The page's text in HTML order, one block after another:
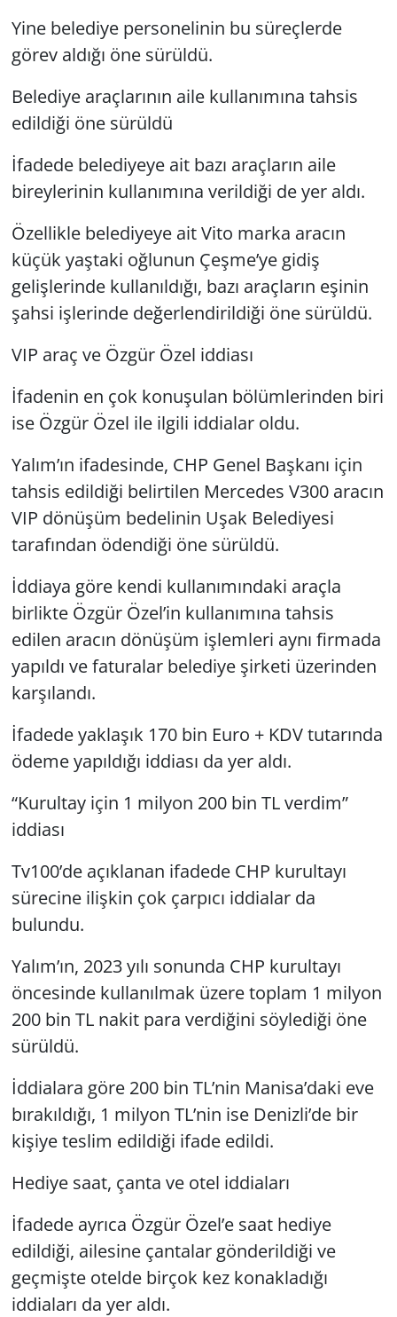
Yine belediye personelinin bu süreçlerde
görev aldığı öne sürüldü.
Belediye araçlarının aile kullanımına tahsis
edildiği öne sürüldü
İfadede belediyeye ait bazı araçların aile
bireylerinin kullanımına verildiği de yer aldı.
Özellikle belediyeye ait Vito marka aracın
küçük yaştaki oğlunun Çeşme’ye gidiş
gelişlerinde kullanıldığı, bazı araçların eşinin
şahsi işlerinde değerlendirildiği öne sürüldü.
VIP araç ve Özgür Özel iddiası
İfadenin en çok konuşulan bölümlerinden biri
ise Özgür Özel ile ilgili iddialar oldu.
Yalım’ın ifadesinde, CHP Genel Başkanı için
tahsis edildiği belirtilen Mercedes V300 aracın
VIP dönüşüm bedelinin Uşak Belediyesi
tarafından ödendiği öne sürüldü.
İddiaya göre kendi kullanımındaki araçla
birlikte Özgür Özel’in kullanımına tahsis
edilen aracın dönüşüm işlemleri aynı firmada
yapıldı ve faturalar belediye şirketi üzerinden
karşılandı.
İfadede yaklaşık 170 bin Euro + KDV tutarında
ödeme yapıldığı iddiası da yer aldı.
“Kurultay için 1 milyon 200 bin TL verdim”
iddiası
Tv100’de açıklanan ifadede CHP kurultayı
sürecine ilişkin çok çarpıcı iddialar da
bulundu.
Yalım’ın, 2023 yılı sonunda CHP kurultayı
öncesinde kullanılmak üzere toplam 1 milyon
200 bin TL nakit para verdiğini söylediği öne
sürüldü.
İddialara göre 200 bin TL’nin Manisa’daki eve
bırakıldığı, 1 milyon TL’nin ise Denizli’de bir
kişiye teslim edildiği ifade edildi.
Hediye saat, çanta ve otel iddiaları
İfadede ayrıca Özgür Özel’e saat hediye
edildiği, ailesine çantalar gönderildiği ve
geçmişte otelde birçok kez konakladığı
iddiaları da yer aldı.